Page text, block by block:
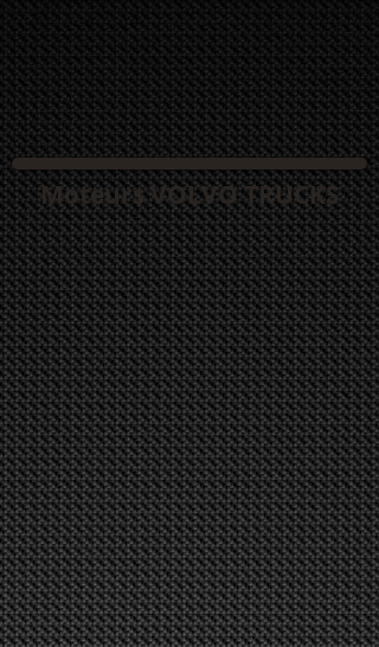
Moteurs VOLVO TRUCKS